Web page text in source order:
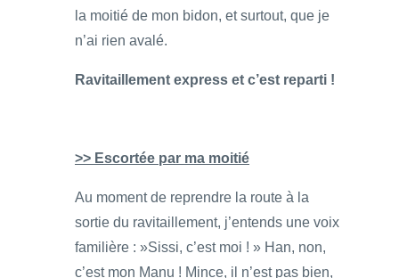
la moitié de mon bidon, et surtout, que je
n’ai rien avalé.
Ravitaillement express et c’est reparti !
>> Escortée par ma moitié
Au moment de reprendre la route à la
sortie du ravitaillement, j’entends une voix
familière : »Sissi, c’est moi ! » Han, non,
c’est mon Manu ! Mince, il n’est pas bien,